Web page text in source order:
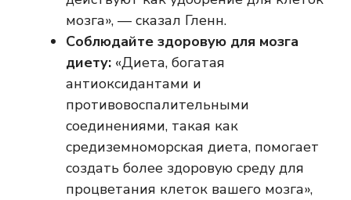
мозга», — сказал Гленн.
Соблюдайте здоровую для мозга
диету: «Диета, богатая
антиоксидантами и
противовоспалительными
соединениями, такая как
средиземноморская диета, помогает
создать более здоровую среду для
процветания клеток вашего мозга»,